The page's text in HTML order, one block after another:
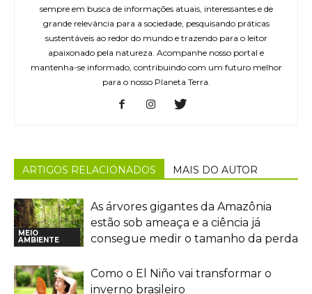
sempre em busca de informações atuais, interessantes e de
grande relevância para a sociedade, pesquisando práticas
sustentáveis ao redor do mundo e trazendo para o leitor
apaixonado pela natureza. Acompanhe nosso portal e
mantenha-se informado, contribuindo com um futuro melhor
para o nosso Planeta Terra.
ARTIGOS RELACIONADOS MAIS DO AUTOR
MEIO
AMBIENTE
As árvores gigantes da Amazônia
estão sob ameaça e a ciência já
consegue medir o tamanho da perda
Como o El Niño vai transformar o
inverno brasileiro